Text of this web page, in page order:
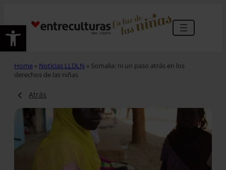
Abrir barra de herramientas
Home » Noticias LLDLN » Somalia: ni un paso atrás en los
derechos de las niñas
Atrás